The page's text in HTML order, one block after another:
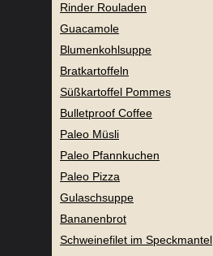
Rinder Rouladen
Guacamole
Blumenkohlsuppe
Bratkartoffeln
Süßkartoffel Pommes
Bulletproof Coffee
Paleo Müsli
Paleo Pfannkuchen
Paleo Pizza
Gulaschsuppe
Bananenbrot
Schweinefilet im Speckmantel